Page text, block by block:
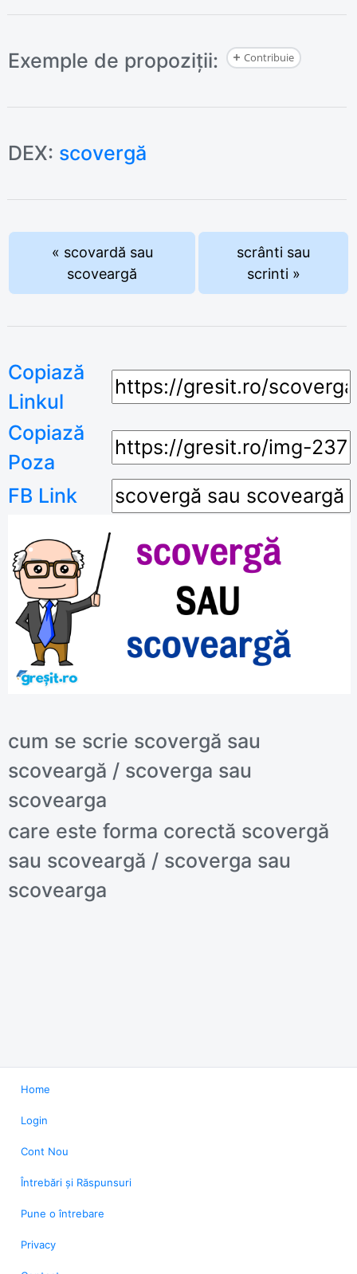
Exemple de propoziții: Contribuie
DEX: scovergă
« scovardă sau
scoveargă
scrânti sau
scrinti »
Copiază
Linkul
Copiază
Poza
FB Link
cum se scrie scovergă sau
scoveargă / scoverga sau
scovearga
care este forma corectă scovergă
sau scoveargă / scoverga sau
scovearga
Home
Login
Cont Nou
Întrebări și Răspunsuri
Pune o întrebare
Privacy